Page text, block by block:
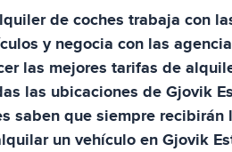
de coches trabaja con
y negocia con las
las mejores tarifas de
las ubicaciones deGjovik
saben que siempre recibirán
un vehículo enGjovik